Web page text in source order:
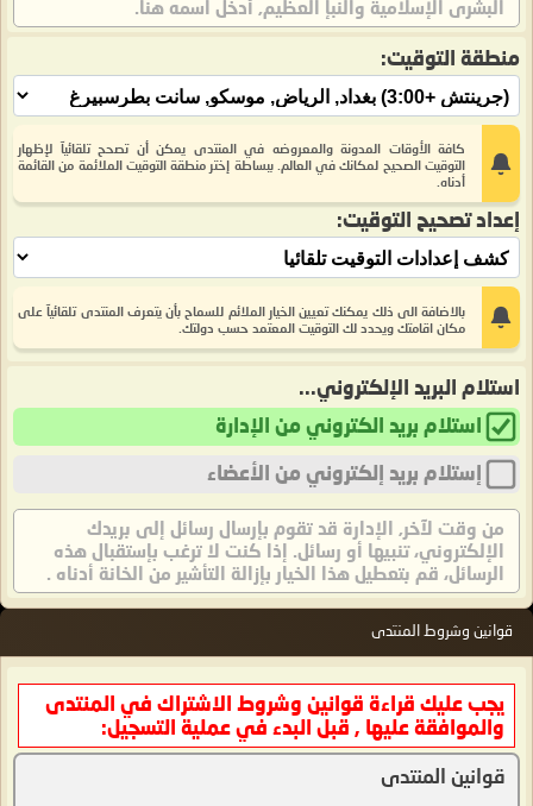
البشرى الإسلامية والنبإ العظيم, أدخل اسمه هنا.
منطقة التوقيت:
كافة الأوقات المدونة والمعروضه في المنتدى يمكن أن تصحح تلقائيآ لإظهار
التوقيت الصحيح لمكانك في العالم. ببساطة إختر منطقة التوقيت الملائمة من القائمة
أدناه.
إعداد تصحيح التوقيت:
بالاضافة الى ذلك يمكنك تعيين الخيار الملائم للسماح بأن يتعرف المنتدى تلقائيآ على
مكان اقامتك ويحدد لك التوقيت المعتمد حسب دولتك.
استلام البريد الإلكتروني...
استلام بريد الكتروني من الإدارة
إستلام بريد إلكتروني من الأعضاء
من وقت لآخر, الإدارة قد تقوم بإرسال رسائل إلى بريدك
الإلكتروني، تنبيها أو رسائل. إذا كنت لا ترغب بإستقبال هذه
الرسائل، قم بتعطيل هذا الخيار بإزالة التأشير من الخانة أدناه .
قوانين وشروط المنتدى
يجب عليك قراءة قوانين وشروط الاشتراك في المنتدى
والموافقة عليها , قبل البدء في عملية التسجيل:
قوانين المنتدى